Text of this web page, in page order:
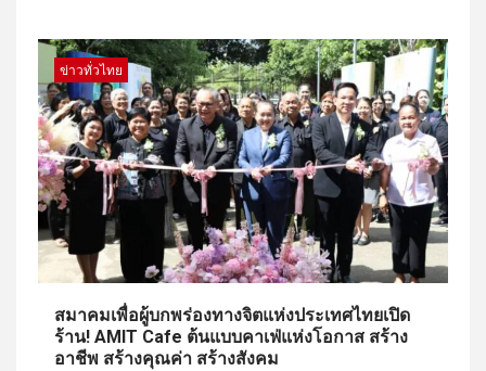
ข่าวทั่วไทย
สมาคมเพื่อผู้บกพร่องทางจิตแห่งประเทศไทยเปิด
ร้าน! AMIT Cafe ต้นแบบคาเฟ่แห่งโอกาส สร้าง
อาชีพ สร้างคุณค่า สร้างสังคม